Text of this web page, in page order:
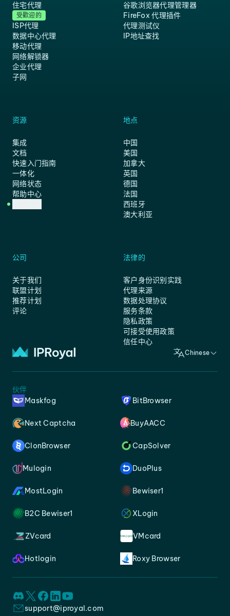
住宅代理
受歡迎的
ISP代理
数据中心代理
移动代理
网络解锁器
企业代理
子网
谷歌浏览器代理管理器
FireFox 代理插件
代理测试仪
IP地址查找
资源
集成
文档
快速入门指南
一体化
网络状态
帮助中心
地点
中国
美国
加拿大
英国
德国
法国
西班牙
澳大利亚
公司
关于我们
联盟计划
推荐计划
评论
法律的
客户身份识别实践
代理来源
数据处理协议
服务条款
隐私政策
可接受使用政策
信任中心
Chinese
伙伴
Maskfog
BitBrowser
Next Captcha BuyAACC
ClonBrowser CapSolver
Mulogin DuoPlus
MostLogin Bewiser1
B2C Bewiser1 XLogin
ZVcard VMcard
Hotlogin Roxy Browser
support@iproyal.com